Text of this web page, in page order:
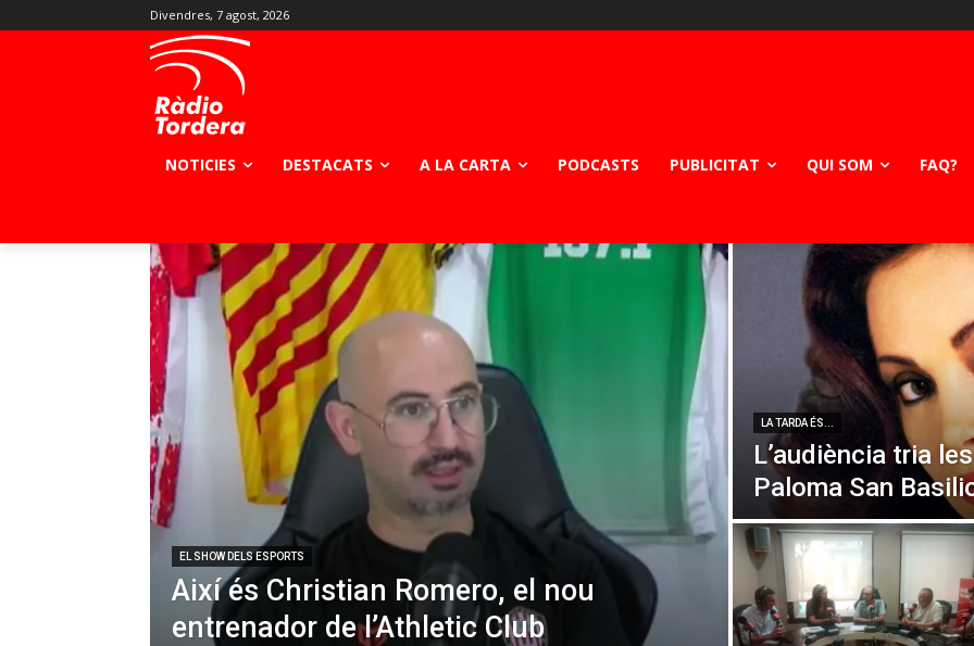
Divendres, 7 agost, 2026
NOTICIES DESTACATS A LA CARTA PODCASTS PUBLICITAT QUI SOM FAQ?
EL SHOW DELS ESPORTS
Així és Christian Romero, el nou
entrenador de l’Athletic Club
LA TARDA ÉS...
L’audiència tria
Paloma San